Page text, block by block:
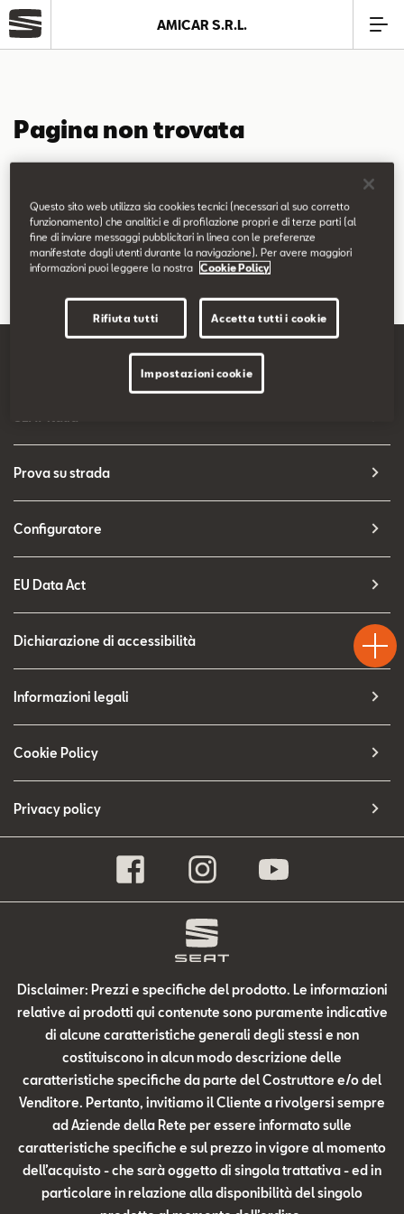
Modelli
Service
Business
SEAT Usato Certificato
Configuratore
AMICAR S.R.L.
Pagina non trovata
Puoi continuare a esplorare il sito usando il menù di navigazione
qui sopra.
Prova su strada
Configuratore
EU Data Act
Dichiarazione di accessibilità
Informazioni legali
Cookie Policy
Privacy policy
Disclaimer: Prezzi e specifiche del prodotto. Le informazioni
relative ai prodotti qui contenute sono puramente indicative
di alcune caratteristiche generali degli stessi e non
costituiscono in alcun modo descrizione delle
caratteristiche specifiche da parte del Costruttore e/o del
Venditore. Pertanto, invitiamo il Cliente a rivolgersi sempre
ad Aziende della Rete per essere informato sulle
caratteristiche specifiche e sul prezzo in vigore al momento
dell’acquisto - che sarà oggetto di singola trattativa - ed in
particolare in relazione alla disponibilità del singolo
Test
Drive
Chiama
Questo sito web utilizza sia cookies tecnici (necessari al suo corretto
funzionamento) che analitici e di profilazione propri e di terze parti (al
fine di inviare messaggi pubblicitari in linea con le preferenze
manifestate dagli utenti durante la navigazione). Per avere maggiori
informazioni puoi leggere la nostra
Cookie Policy
Rifiuta tutti Accetta tutti i cookie
Impostazioni cookie